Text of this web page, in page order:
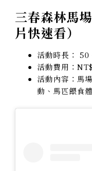
三春森林馬
片快速看）
活動時長： 50
活動費用：
活動內容：馬
動、馬匹餵食